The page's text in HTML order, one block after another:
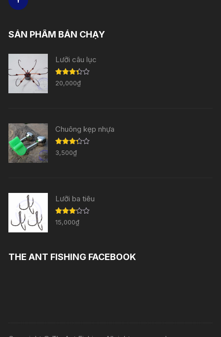
SẢN PHẨM BÁN CHẠY
Lưỡi câu lục
Được
xếp
20,000₫
Chuông kẹp nhựa
Được
xếp
3,500₫
Lưỡi ba tiêu
Được
xếp
15,000₫
THE ANT FISHING FACEBOOK